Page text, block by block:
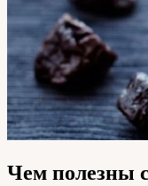
Чем полезны